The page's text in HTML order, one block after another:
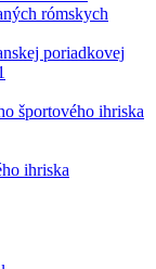
rómskych
poriadkovej
športového ihriska
ihriska